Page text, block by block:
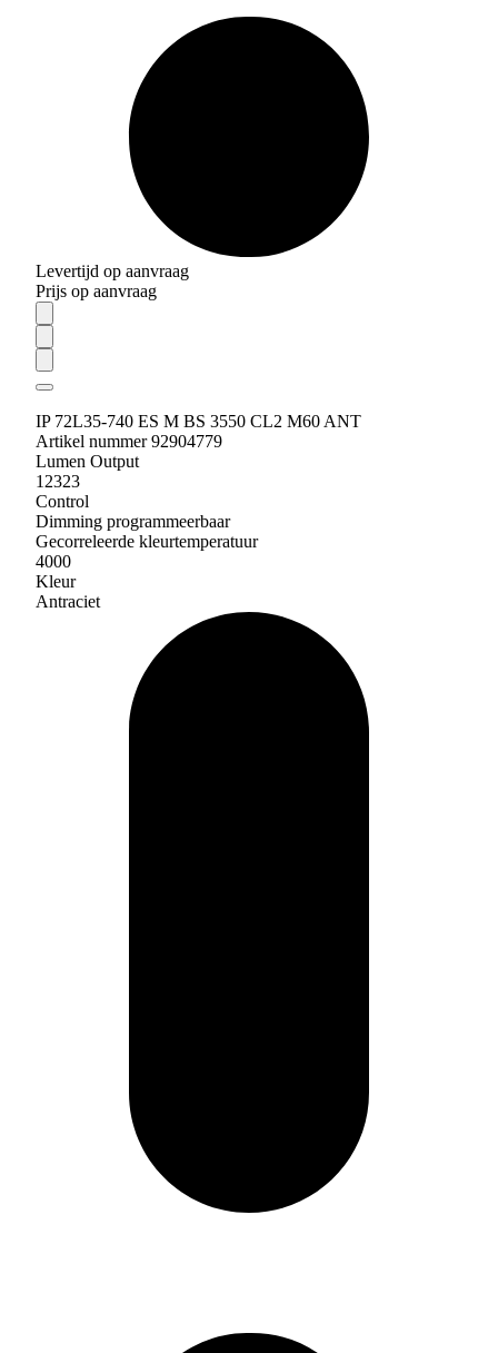
Levertijd op aanvraag
Prijs op aanvraag
IP 72L35-740 ES M BS 3550 CL2 M60 ANT
Artikel nummer 92904779
Lumen Output
12323
Control
Dimming programmeerbaar
Gecorreleerde kleurtemperatuur
4000
Kleur
Antraciet